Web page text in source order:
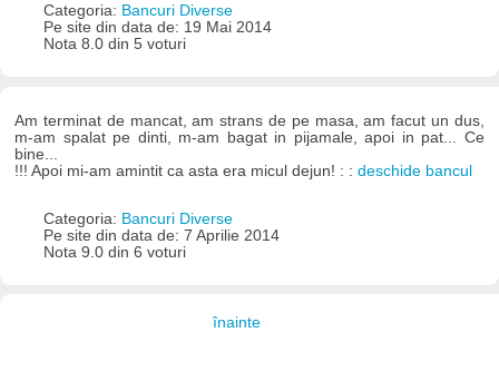
Categoria: Bancuri Diverse
Pe site din data de: 19 Mai 2014
Nota 8.0 din 5 voturi
Am terminat de mancat, am strans de pe masa, am facut un dus,
m-am spalat pe dinti, m-am bagat in pijamale, apoi in pat... Ce
bine...
!!! Apoi mi-am amintit ca asta era micul dejun! : :deschide bancul
Categoria: Bancuri Diverse
Pe site din data de: 7 Aprilie 2014
Nota 9.0 din 6 voturi
înainte